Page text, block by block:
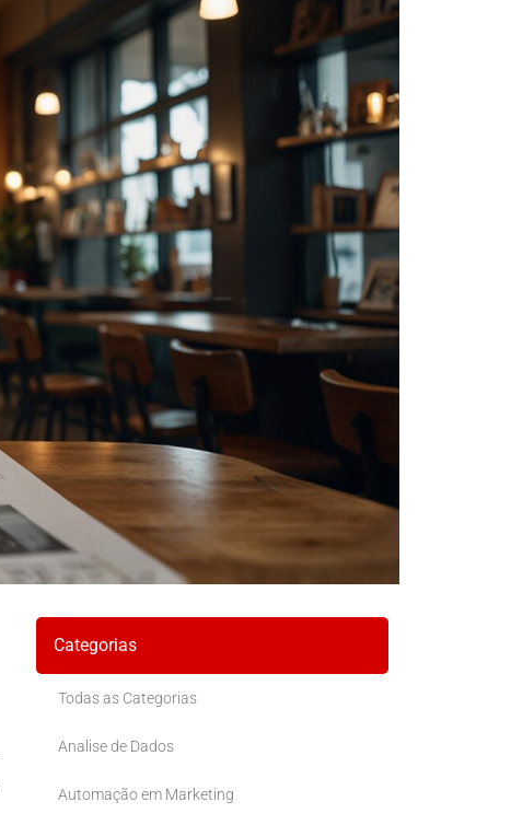
Categorias
Todas as Categorias
Analise de Dados
Automação em Marketing